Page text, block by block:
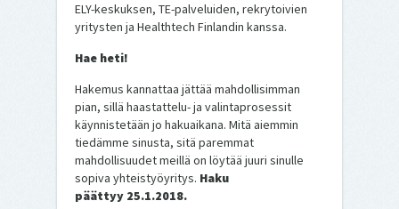
ELY-keskuksen, TE-palveluiden, rekrytoivien
yritysten ja Healthtech Finlandin kanssa.
Hae heti!
Hakemus kannattaa jättää mahdollisimman
pian, sillä haastattelu- ja valintaprosessit
käynnistetään jo hakuaikana. Mitä aiemmin
tiedämme sinusta, sitä paremmat
mahdollisuudet meillä on löytää juuri sinulle
sopiva yhteistyöyritys. Haku
päättyy 25.1.2018.